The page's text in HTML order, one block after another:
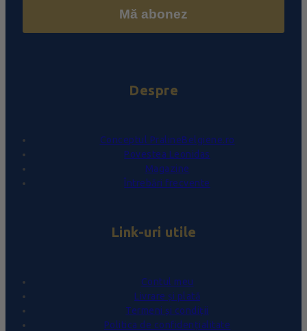
Mă abonez
Despre
Conceptul PralineBelgiene.ro
Povestea Leonidas
Magazine
Întrebări frecvente
Link-uri utile
Contul meu
Livrare și plată
Termeni și condiții
Politica de confidențialitate